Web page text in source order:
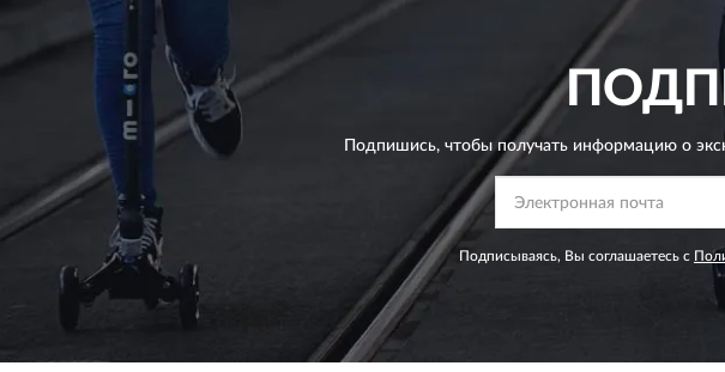
Подпишись, чтобы получать информацию о
Подписываясь, Вы соглашаетесь с